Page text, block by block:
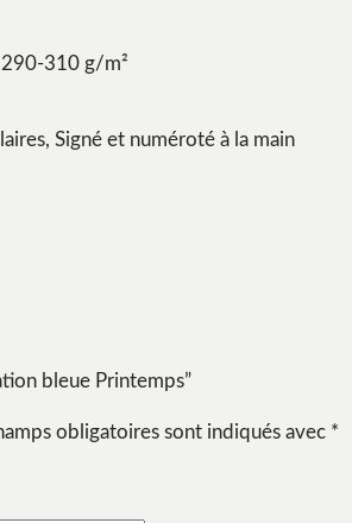
310 g/m²
Signé et numéroté à la main
bleue Printemps”
obligatoires sont indiqués avec *